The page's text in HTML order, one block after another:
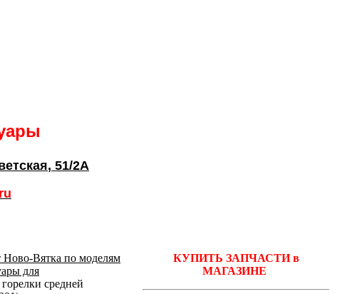
, 51/2А
Ново-Вятка по моделям
для
средней
КУПИТЬ ЗАПЧАСТИ в
МАГАЗИНЕ